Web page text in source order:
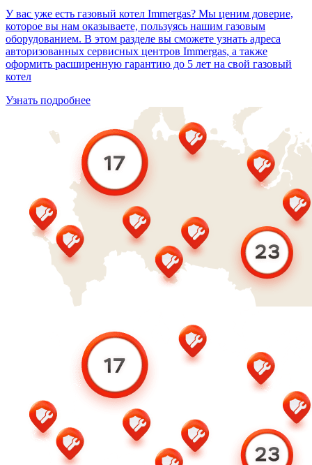
У вас уже есть газовый котел Immergas? Мы ценим доверие,
которое вы нам оказываете, пользуясь нашим газовым
оборудованием. В этом разделе вы сможете узнать адреса
авторизованных сервисных центров Immergas, а также
оформить расширенную гарантию до 5 лет на свой газовый
котел
Узнать подробнее